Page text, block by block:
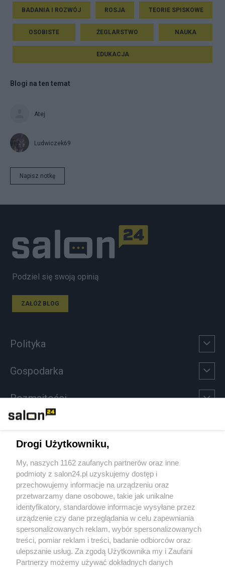
BADANIA I ROZWÓJ ROSJA TEORIE SPISKOWE
OSOBISTE ŻEGLARSTWO NAUKA
EDUKACJA
Blogi na ten temat
Atej
Ludwiczek69
Napisz notkę
Podziel się swoją opinią
ZAŁÓŻ BLOG
Polityka
Gospodarka
Rozmaitości
Sport
Społeczeństwo
Kultura
X Facebook Instagram Youtube
Drogi Użytkowniku,
My, naszych 1162 zaufanych partnerów oraz inne
podmioty z salon24.pl uzyskujemy dostęp i
przechowujemy informacje na urządzeniu oraz
przetwarzamy dane osobowe, takie jak unikalne
identyfikatory, standardowe informacje wysyłane przez
urządzenie czy dane przeglądania w celu zapewniania
spersonalizowanych reklam, wybór spersonalizowanych
treści, pomiar reklam i treści, badanie odbiorców oraz
ulepszanie usług. Za zgodą Użytkownika my i Zaufani
Partnerzy możemy używać dokładnych danych